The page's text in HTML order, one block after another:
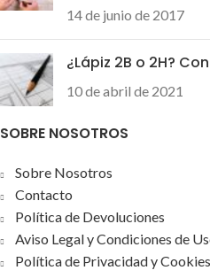
14 de junio de 2017
¿Lápiz 2B o 2H?
10 de abril de 2021
SOBRE NOSOTROS
Sobre Nosotros
Contacto
Política de Devoluciones
Aviso Legal y Condiciones de
Política de Privacidad y Cookies